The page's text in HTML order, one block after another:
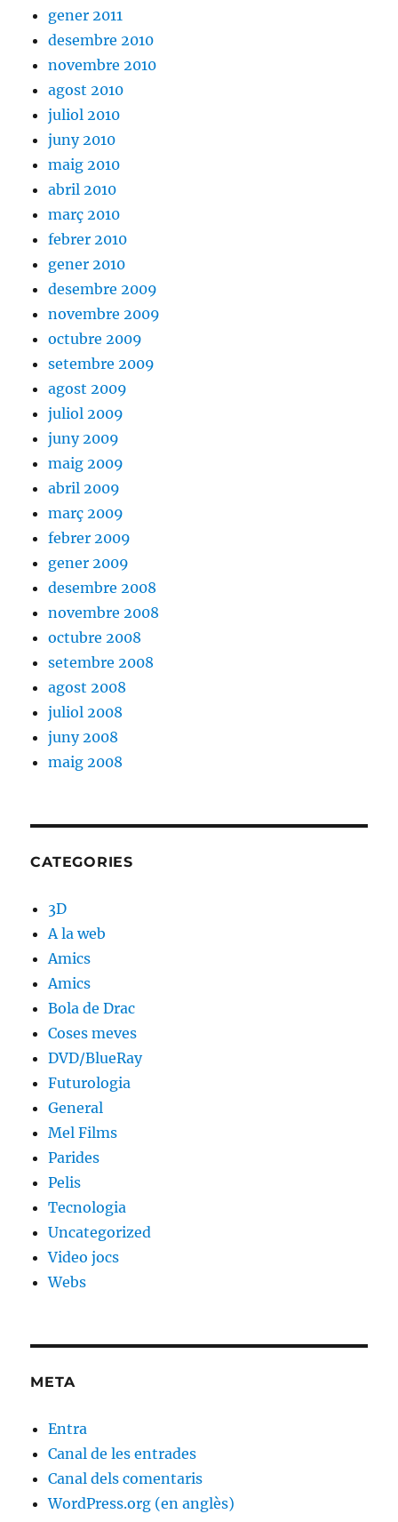
gener 2011
desembre 2010
novembre 2010
agost 2010
juliol 2010
juny 2010
maig 2010
abril 2010
març 2010
febrer 2010
gener 2010
desembre 2009
novembre 2009
octubre 2009
setembre 2009
agost 2009
juliol 2009
juny 2009
maig 2009
abril 2009
març 2009
febrer 2009
gener 2009
desembre 2008
novembre 2008
octubre 2008
setembre 2008
agost 2008
juliol 2008
juny 2008
maig 2008
CATEGORIES
3D
A la web
Amics
Amics
Bola de Drac
Coses meves
DVD/BlueRay
Futurologia
General
Mel Films
Parides
Pelis
Tecnologia
Uncategorized
Video jocs
Webs
META
Entra
Canal de les entrades
Canal dels comentaris
WordPress.org (en anglès)